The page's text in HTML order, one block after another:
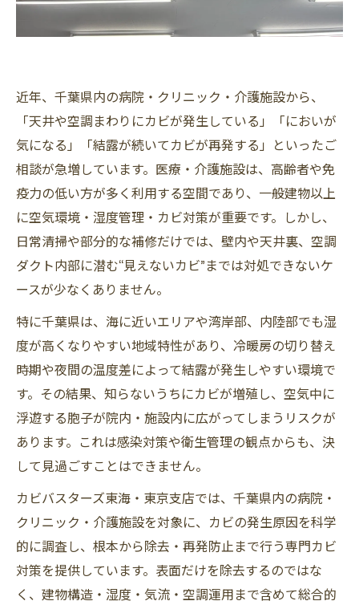
近年、千葉県内の病院・クリニック・介護施設から、
「天井や空調まわりにカビが発生している」「においが
気になる」「結露が続いてカビが再発する」といったご
相談が急増しています。医療・介護施設は、高齢者や免
疫力の低い方が多く利用する空間であり、一般建物以上
に空気環境・湿度管理・カビ対策が重要です。しかし、
日常清掃や部分的な補修だけでは、壁内や天井裏、空調
ダクト内部に潜む“見えないカビ”までは対処できないケ
ースが少なくありません。
特に千葉県は、海に近いエリアや湾岸部、内陸部でも湿
度が高くなりやすい地域特性があり、冷暖房の切り替え
時期や夜間の温度差によって結露が発生しやすい環境で
す。その結果、知らないうちにカビが増殖し、空気中に
浮遊する胞子が院内・施設内に広がってしまうリスクが
あります。これは感染対策や衛生管理の観点からも、決
して見過ごすことはできません。
カビバスターズ東海・東京支店では、千葉県内の病院・
クリニック・介護施設を対象に、カビの発生原因を科学
的に調査し、根本から除去・再発防止まで行う専門カビ
対策を提供しています。表面だけを除去するのではな
く、建物構造・湿度・気流・空調運用まで含めて総合的